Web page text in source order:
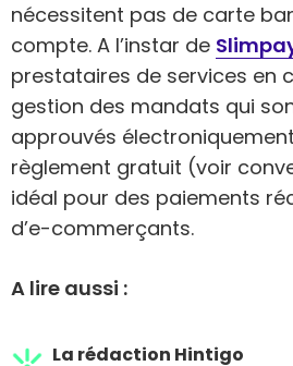
nécessitent pas de carte
compte. A l’instar de
prestataires de services en
gestion des mandats qui
approuvés
règlement gratuit (voir
idéal pour des paiements
d’e-commerçants.
A lire aussi :
La rédaction Hintigo